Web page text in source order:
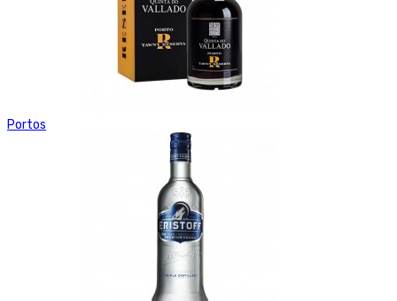
Portos